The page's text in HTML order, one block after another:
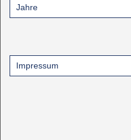
Jahre
Impressum